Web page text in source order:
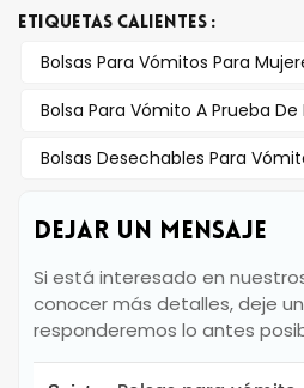
ETIQUETAS CALIENTES :
Bolsas Para Vómitos Para
Bolsa Para Vómito A Prueba De
Bolsas Desechables Para
DEJAR UN MENSAJE
Si está interesado en
conocer más detalles, deje
responderemos lo antes